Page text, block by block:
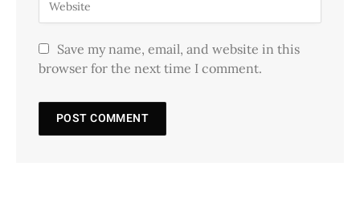
Save my name, email, and website in this
browser for the next time I comment.